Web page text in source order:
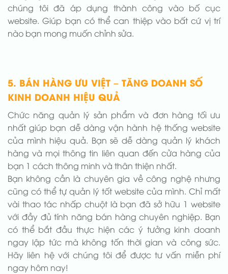
chúng tôi đã áp dụng thành công vào bố cục
website. Giúp bạn có thể can thiệp vào bất cứ vị trí
nào bạn mong muốn chỉnh sửa.
5. BÁN HÀNG ƯU VIỆT – TĂNG DOANH SỐ
KINH DOANH HIỆU QUẢ
Chức năng quản lý sản phẩm và đơn hàng tối ưu
nhất giúp bạn dễ dàng vận hành hệ thống website
của mình hiệu quả. Bạn sẽ dễ dàng quản lý khách
hàng và mọi thông tin liên quan đến cửa hàng của
bạn 1 cách thông minh và thân thiện nhất.
Bạn không cần là chuyên gia về công nghệ nhưng
cũng có thể tự quản lý tốt website của mình. Chỉ mất
vài thao tác nhấp chuột là bạn đã sở hữu 1 website
với đầy đủ tính năng bán hàng chuyên nghiệp. Bạn
có thể bắt đầu thực hiện các ý tưởng kinh doanh
ngay lập tức mà không tốn thời gian và công sức.
Hãy liên hệ với chúng tôi để được tư vấn miễn phí
ngay hôm nay!